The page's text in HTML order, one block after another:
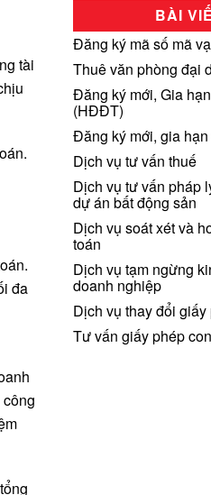
tài
đa
BÀI
Đăng ký mã số mã
Thuê văn phòng đại
Đăng ký mới, Gia
(HĐĐT)
Đăng ký mới, gia
Dịch vụ tư vấn thuế
Dịch vụ tư vấn pháp
dự án bất động sản
Dịch vụ soát xét và
toán
Dịch vụ tạm ngừng
doanh nghiệp
Dịch vụ thay đổi
Tư vấn giấy phép con